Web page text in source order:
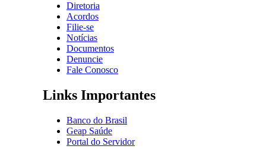
Diretoria
Acordos
Filie-se
Notícias
Documentos
Denuncie
Fale Conosco
Links Importantes
Banco do Brasil
Geap Saúde
Portal do Servidor